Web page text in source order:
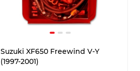
Suzuki XF650 Freewind V-Y
(1997-2001)